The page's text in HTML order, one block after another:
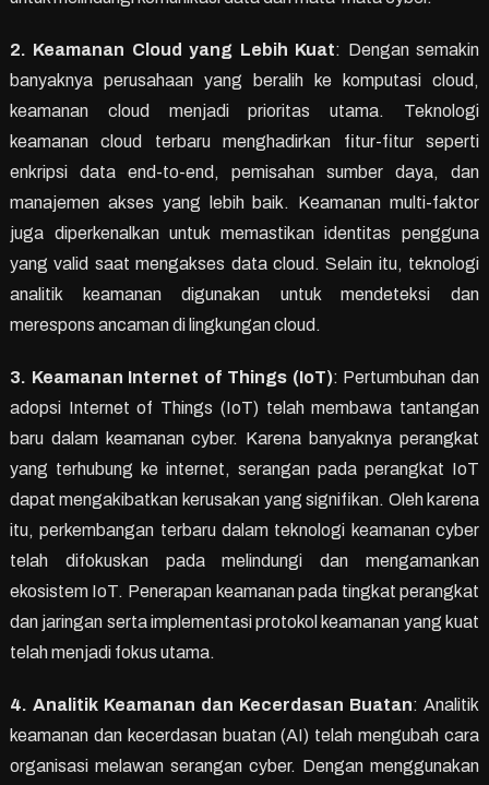
2. Keamanan Cloud yang Lebih Kuat: Dengan semakin
banyaknya perusahaan yang beralih ke komputasi cloud,
keamanan cloud menjadi prioritas utama. Teknologi
keamanan cloud terbaru menghadirkan fitur-fitur seperti
enkripsi data end-to-end, pemisahan sumber daya, dan
manajemen akses yang lebih baik. Keamanan multi-faktor
juga diperkenalkan untuk memastikan identitas pengguna
yang valid saat mengakses data cloud. Selain itu, teknologi
analitik keamanan digunakan untuk mendeteksi dan
merespons ancaman di lingkungan cloud.
3. Keamanan Internet of Things (IoT): Pertumbuhan dan
adopsi Internet of Things (IoT) telah membawa tantangan
baru dalam keamanan cyber. Karena banyaknya perangkat
yang terhubung ke internet, serangan pada perangkat IoT
dapat mengakibatkan kerusakan yang signifikan. Oleh karena
itu, perkembangan terbaru dalam teknologi keamanan cyber
telah difokuskan pada melindungi dan mengamankan
ekosistem IoT. Penerapan keamanan pada tingkat perangkat
dan jaringan serta implementasi protokol keamanan yang kuat
telah menjadi fokus utama.
4. Analitik Keamanan dan Kecerdasan Buatan: Analitik
keamanan dan kecerdasan buatan (AI) telah mengubah cara
organisasi melawan serangan cyber. Dengan menggunakan